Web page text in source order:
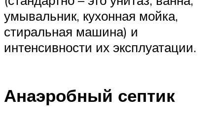
умывальник, кухонная мойка,
стиральная машина) и
интенсивности их эксплуатации.
Анаэробный септик